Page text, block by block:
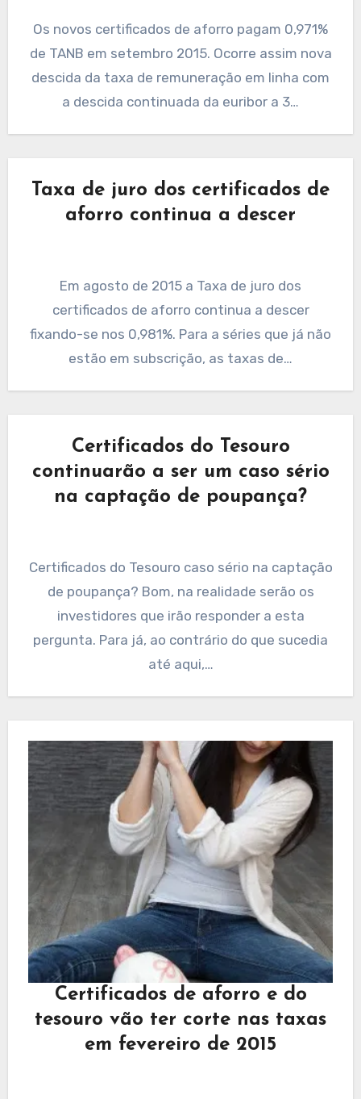
Os novos certificados de aforro pagam 0,971%
de TANB em setembro 2015. Ocorre assim nova
descida da taxa de remuneração em linha com
a descida continuada da euribor a 3…
Taxa de juro dos certificados de
aforro continua a descer
Em agosto de 2015 a Taxa de juro dos
certificados de aforro continua a descer
fixando-se nos 0,981%. Para a séries que já não
estão em subscrição, as taxas de…
Certificados do Tesouro
continuarão a ser um caso sério
na captação de poupança?
Certificados do Tesouro caso sério na captação
de poupança? Bom, na realidade serão os
investidores que irão responder a esta
pergunta. Para já, ao contrário do que sucedia
até aqui,…
Certificados de aforro e do
tesouro vão ter corte nas taxas
em fevereiro de 2015